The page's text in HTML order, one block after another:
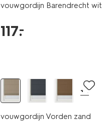
vouwgordijn Barendrecht wit
117.
–
+4
vouwgordijn Vorden zand